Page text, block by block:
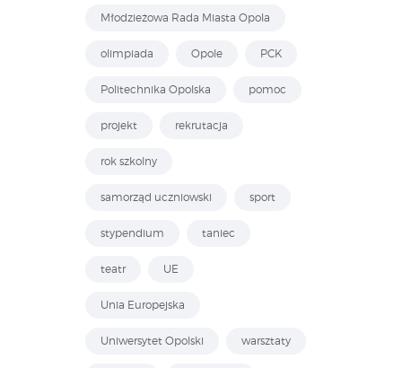
Młodzieżowa Rada Miasta Opola
olimpiada Opole PCK
Politechnika Opolska pomoc
projekt rekrutacja
rok szkolny
samorząd uczniowski sport
stypendium taniec
teatr UE
Unia Europejska
Uniwersytet Opolski warsztaty